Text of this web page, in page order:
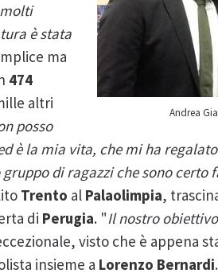
Andrea
è stata
ma
474
altri
posso
è la mia vita, che mi ha
di ragazzi che sono certo
Trento al Palaolimpia,
di Perugia. "Il nostro
visto che è appena
insieme a Lorenzo Bernardi